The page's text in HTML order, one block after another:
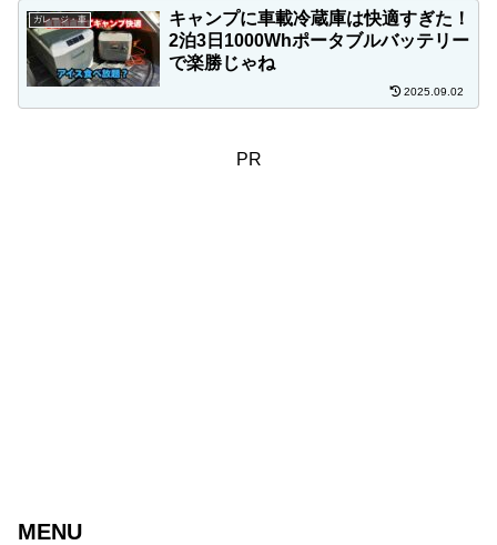
ガレージ・車
キャンプに車載冷蔵庫は快適すぎた！
2泊3日1000Whポータブルバッテリー
で楽勝じゃね
2025.09.02
PR
MENU